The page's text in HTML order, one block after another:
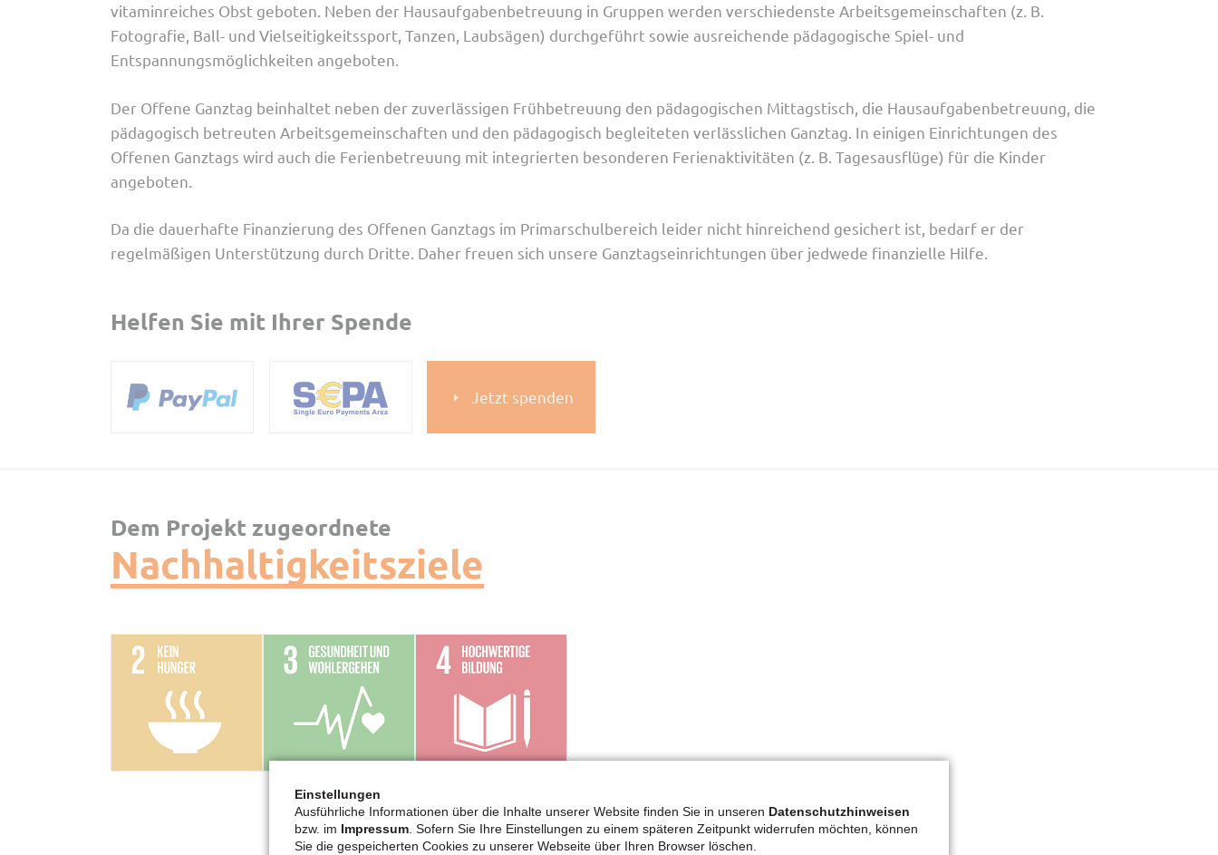
vitaminreiches Obst geboten. Neben der Hausaufgabenbetreuung in Gruppen werden verschiedenste Arbeitsgemeinschaften (z. B.
Fotografie, Ball- und Vielseitigkeitssport, Tanzen, Laubsägen) durchgeführt sowie ausreichende pädagogische Spiel- und
Entspannungsmöglichkeiten angeboten.
Der Offene Ganztag beinhaltet neben der zuverlässigen Frühbetreuung den pädagogischen Mittagstisch, die Hausaufgabenbetreuung, die
pädagogisch betreuten Arbeitsgemeinschaften und den pädagogisch begleiteten verlässlichen Ganztag. In einigen Einrichtungen des
Offenen Ganztags wird auch die Ferienbetreuung mit integrierten besonderen Ferienaktivitäten (z. B. Tagesausflüge) für die Kinder
angeboten.
Da die dauerhafte Finanzierung des Offenen Ganztags im Primarschulbereich leider nicht hinreichend gesichert ist, bedarf er der
regelmäßigen Unterstützung durch Dritte. Daher freuen sich unsere Ganztagseinrichtungen über jedwede finanzielle Hilfe.
Helfen Sie mit Ihrer Spende
Jetzt spenden
Dem Projekt zugeordnete
Nachhaltigkeitsziele
Einstellungen
Ausführliche Informationen über die Inhalte unserer Website finden Sie in unseren Datenschutzhinweisen
bzw. im Impressum . Sofern Sie Ihre Einstellungen zu einem späteren Zeitpunkt widerrufen möchten, können
Sie die gespeicherten Cookies zu unserer Webseite über Ihren Browser löschen.